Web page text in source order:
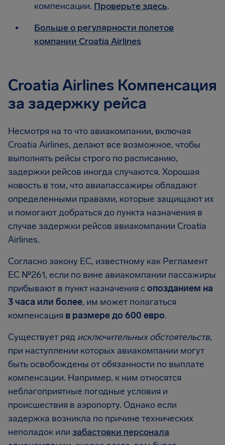
компенсации. Проверьте здесь.
Больше о регулярности полетов
компании Croatia Airlines
Croatia Airlines Компенсация
за задержку рейса
Несмотря на то что авиакомпании, включая
Croatia Airlines, делают все возможное, чтобы
выполнять рейсы строго по расписанию,
задержки рейсов иногда случаются. Хорошая
новость в том, что авиапассажиры обладают
определенными правами, которые защищают их
и помогают добраться до пункта назначения в
случае задержки рейсов авиакомпании Croatia
Airlines.
Согласно закону ЕС, известному как Регламент
ЕС №261, если по вине авиакомпании пассажиры
прибывают в пункт назначения сопозданием на
3 часа или более, им может полагаться
компенсация в размере до 600 евро.
Существует ряд исключительных обстоятельств,
при наступлении которых авиакомпании могут
быть освобождены от обязанности по выплате
компенсации. Например, к ним относятся
неблагоприятные погодные условия и
происшествия в аэропорту. Однако если
задержка возникла по причине технических
неполадок или забастовки персонала